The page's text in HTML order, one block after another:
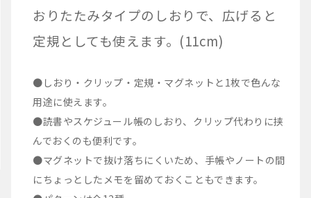
おりたたみタイプのしおりで、広げると
定規としても使えます。(11cm)
●しおり・クリップ・定規・マグネットと1枚で色んな
用途に使えます。
●読書やスケジュール帳のしおり、クリップ代わりに挟
んでおくのも便利です。
●マグネットで抜け落ちにくいため、手帳やノートの間
にちょっとしたメモを留めておくこともできます。